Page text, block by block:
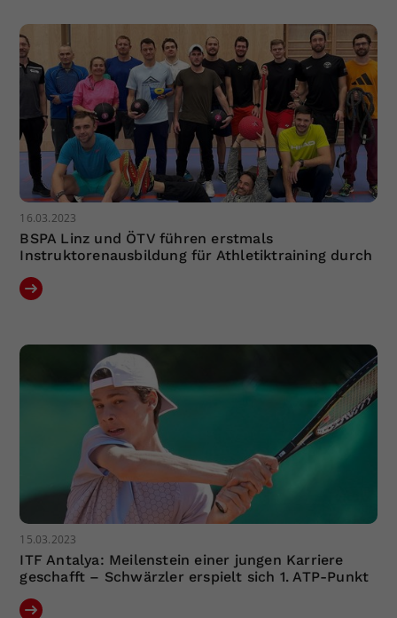
16.03.2023
BSPA Linz und ÖTV führen erstmals
Instruktorenausbildung für Athletiktraining durch
15.03.2023
ITF Antalya: Meilenstein einer jungen Karriere
geschafft – Schwärzler erspielt sich 1. ATP-Punkt